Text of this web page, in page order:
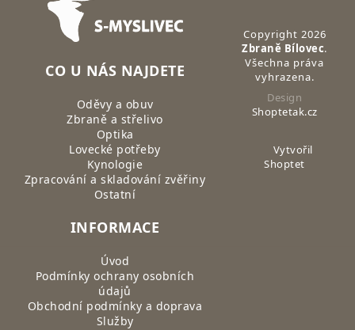
CO U NÁS NAJDETE
Oděvy a obuv
Zbraně a střelivo
Optika
Lovecké potřeby
Kynologie
Zpracování a skladování zvěřiny
Ostatní
INFORMACE
Úvod
Podmínky ochrany osobních
údajů
Obchodní podmínky a doprava
Služby
Copyright 2026
Zbraně Bílovec.
Všechna práva
vyhrazena.
Design
Shoptetak.cz
Vytvořil
Shoptet